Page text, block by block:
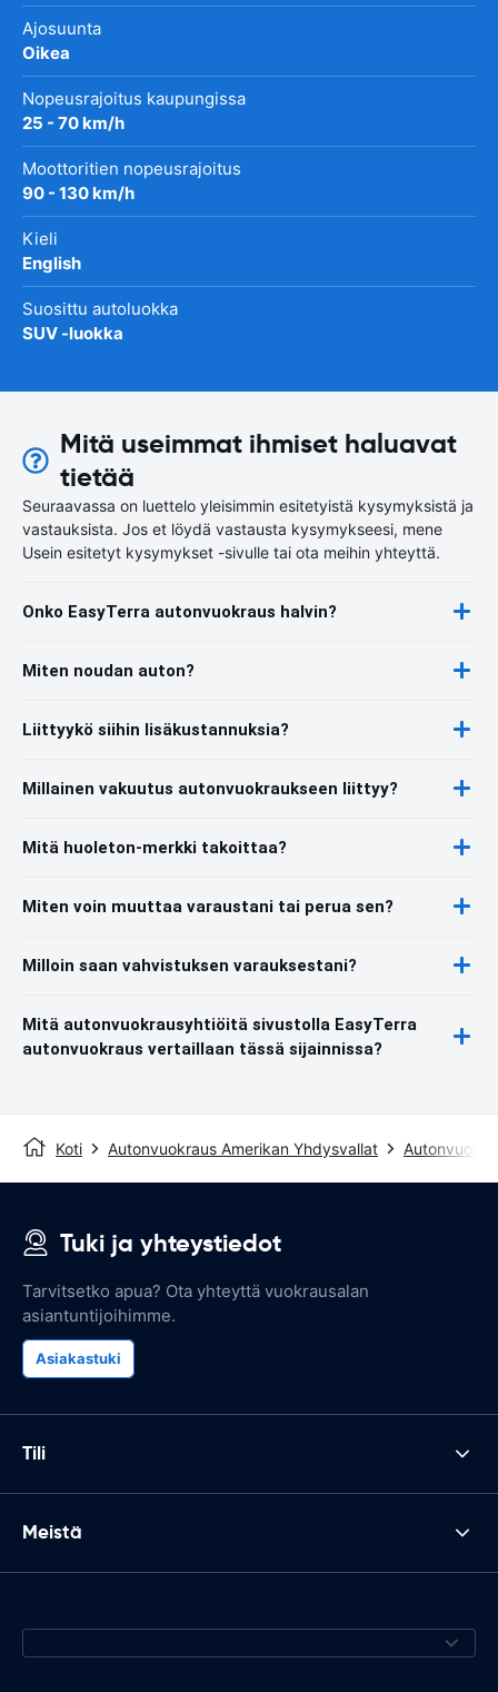
Ajosuunta
Oikea
Nopeusrajoitus kaupungissa
25 - 70 km/h
Moottoritien nopeusrajoitus
90 - 130 km/h
Kieli
English
Suosittu autoluokka
SUV -luokka
Mitä useimmat ihmiset haluavat
tietää
Seuraavassa on luettelo yleisimmin esitetyistä kysymyksistä ja
vastauksista. Jos et löydä vastausta kysymykseesi, mene
Usein esitetyt kysymykset -sivulle tai ota meihin yhteyttä.
Onko EasyTerra autonvuokraus halvin?
Miten noudan auton?
Liittyykö siihin lisäkustannuksia?
Millainen vakuutus autonvuokraukseen liittyy?
Mitä huoleton-merkki takoittaa?
Miten voin muuttaa varaustani tai perua sen?
Milloin saan vahvistuksen varauksestani?
Mitä autonvuokrausyhtiöitä sivustolla EasyTerra
autonvuokraus vertaillaan tässä sijainnissa?
Koti Autonvuokraus Amerikan Yhdysvallat
Tuki ja yhteystiedot
Tarvitsetko apua? Ota yhteyttä vuokrausalan
asiantuntijoihimme.
Asiakastuki
Tili
Meistä